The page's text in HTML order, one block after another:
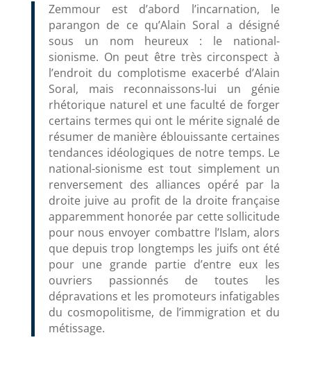
Zemmour est d’abord l’incarnation, le
parangon de ce qu’Alain Soral a désigné
sous un nom heureux : le national-
sionisme. On peut être très circonspect à
l’endroit du complotisme exacerbé d’Alain
Soral, mais reconnaissons-lui un génie
rhétorique naturel et une faculté de forger
certains termes qui ont le mérite signalé de
résumer de manière éblouissante certaines
tendances idéologiques de notre temps. Le
national-sionisme est tout simplement un
renversement des alliances opéré par la
droite juive au profit de la droite française
apparemment honorée par cette sollicitude
pour nous envoyer combattre l’Islam, alors
que depuis trop longtemps les juifs ont été
pour une grande partie d’entre eux les
ouvriers passionnés de toutes les
dépravations et les promoteurs infatigables
du cosmopolitisme, de l’immigration et du
métissage.